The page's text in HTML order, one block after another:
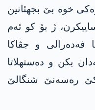
خوە بێ بجهئانین
ژ بۆ کو ئەم
فەدەرالی و جڤاکا
بکن و دەستهلاتا
رەسەنێ شنگالێ